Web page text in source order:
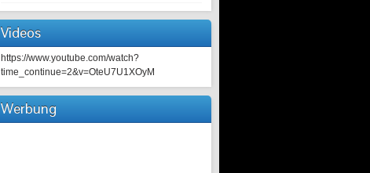
Videos
https://www.youtube.com/watch?
time_continue=2&v=OteU7U1XOyM
Werbung